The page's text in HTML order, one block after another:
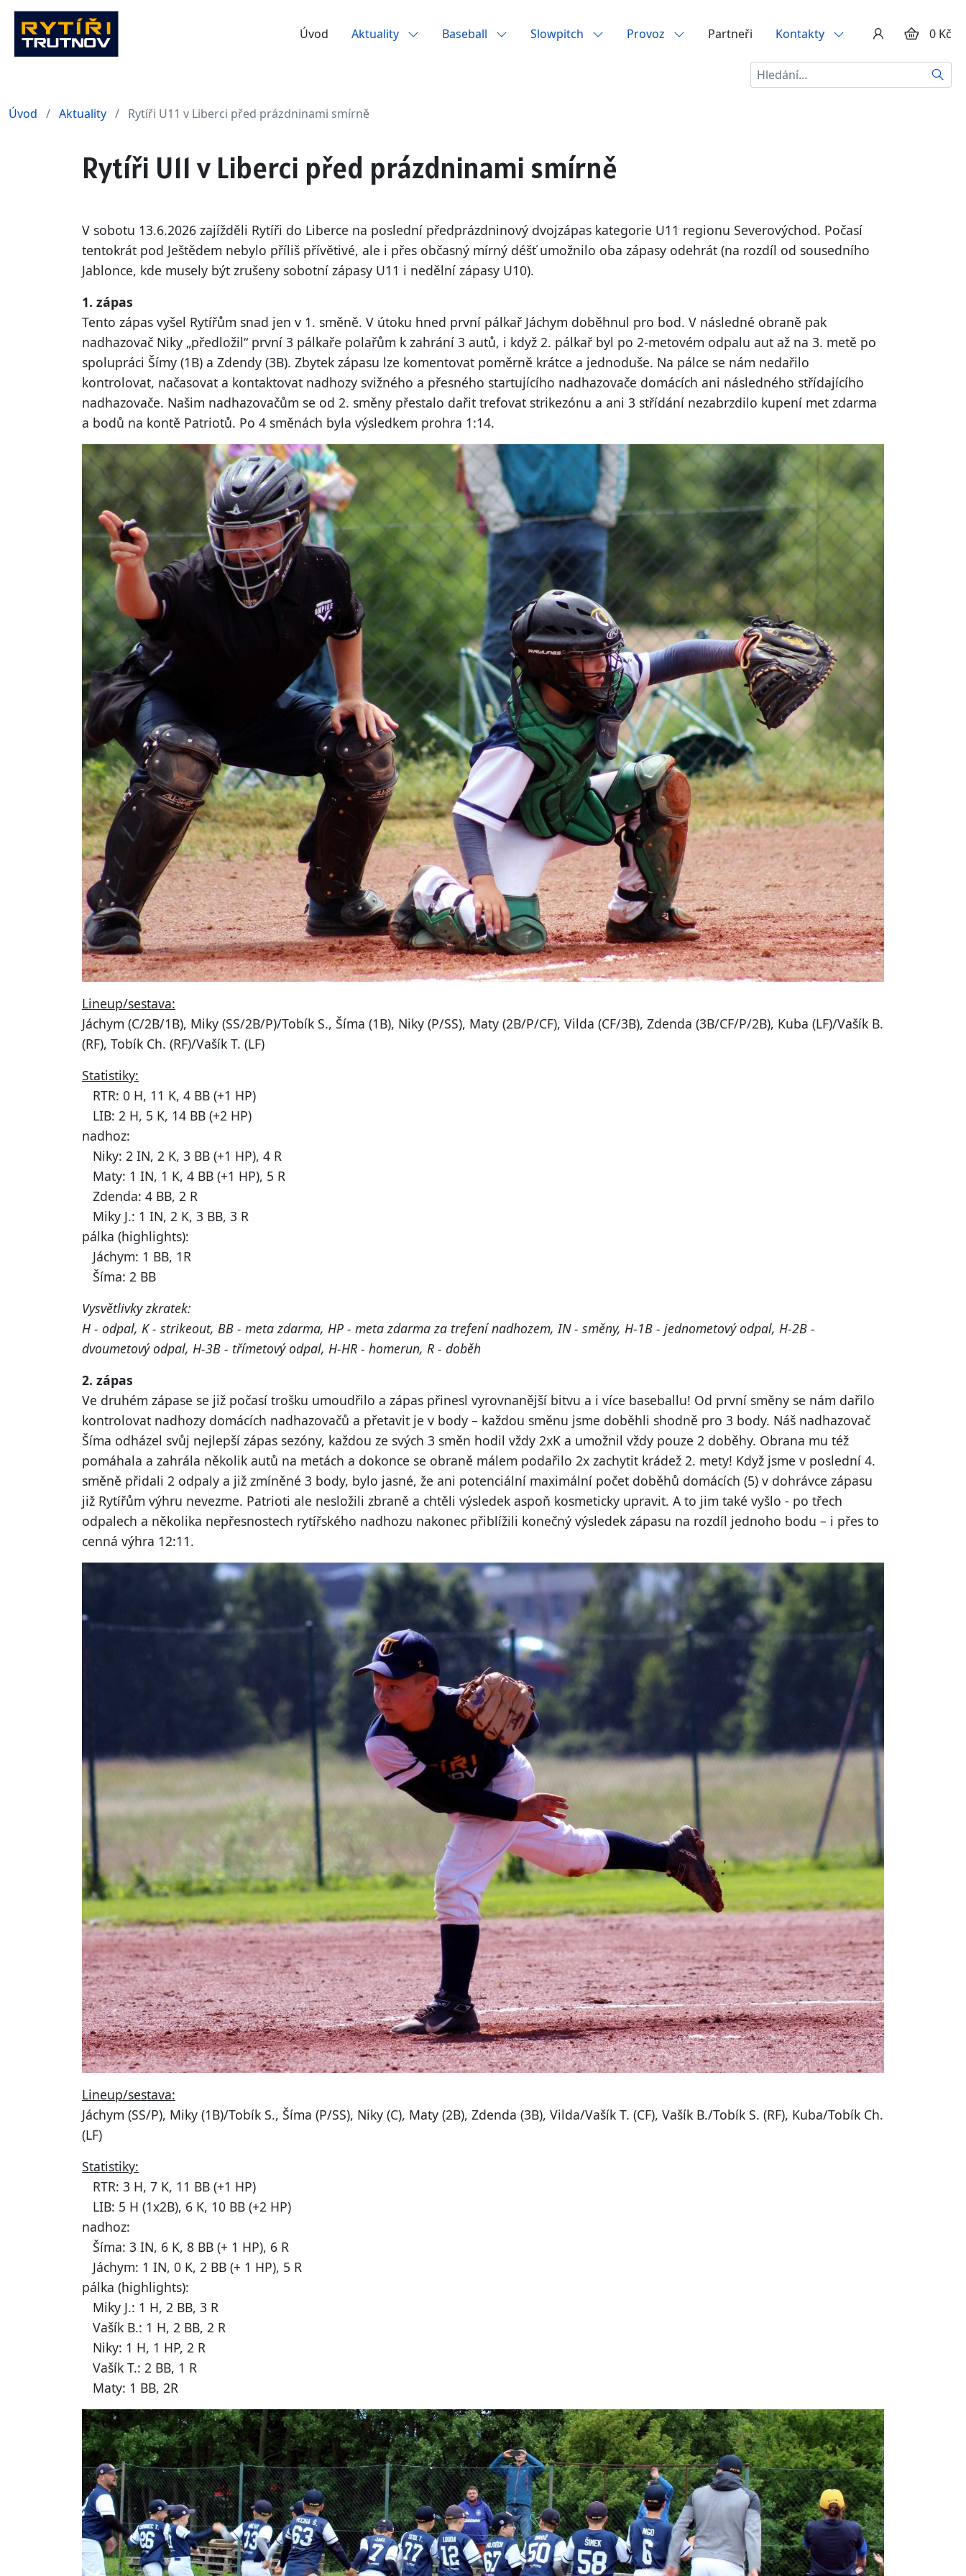
Úvod Aktuality Baseball Slowpitch Provoz Partneři Kontakty 0 Kč
Hledat
Úvod Aktuality Rytíři U11 v Liberci před prázdninami smírně
Rytíři U11 v Liberci před prázdninami smírně
V sobotu 13.6.2026 zajížděli Rytíři do Liberce na poslední předprázdninový dvojzápas kategorie U11 regionu Severovýchod. Počasí
tentokrát pod Ještědem nebylo příliš přívětivé, ale i přes občasný mírný déšť umožnilo oba zápasy odehrát (na rozdíl od sousedního
Jablonce, kde musely být zrušeny sobotní zápasy U11 i nedělní zápasy U10).
1. zápas
Tento zápas vyšel Rytířům snad jen v 1. směně. V útoku hned první pálkař Jáchym doběhnul pro bod. V následné obraně pak
nadhazovač Niky „předložil“ první 3 pálkaře polařům k zahrání 3 autů, i když 2. pálkař byl po 2-metovém odpalu aut až na 3. metě po
spolupráci Šímy (1B) a Zdendy (3B). Zbytek zápasu lze komentovat poměrně krátce a jednoduše. Na pálce se nám nedařilo
kontrolovat, načasovat a kontaktovat nadhozy svižného a přesného startujícího nadhazovače domácích ani následného střídajícího
nadhazovače. Našim nadhazovačům se od 2. směny přestalo dařit trefovat strikezónu a ani 3 střídání nezabrzdilo kupení met zdarma
a bodů na kontě Patriotů. Po 4 směnách byla výsledkem prohra 1:14.
Lineup/sestava:
Jáchym (C/2B/1B), Miky (SS/2B/P)/Tobík S., Šíma (1B), Niky (P/SS), Maty (2B/P/CF), Vilda (CF/3B), Zdenda (3B/CF/P/2B), Kuba (LF)/Vašík B.
(RF), Tobík Ch. (RF)/Vašík T. (LF)
Statistiky:
RTR: 0 H, 11 K, 4 BB (+1 HP)
LIB: 2 H, 5 K, 14 BB (+2 HP)
nadhoz:
Niky: 2 IN, 2 K, 3 BB (+1 HP), 4 R
Maty: 1 IN, 1 K, 4 BB (+1 HP), 5 R
Zdenda: 4 BB, 2 R
Miky J.: 1 IN, 2 K, 3 BB, 3 R
pálka (highlights):
Jáchym: 1 BB, 1R
Šíma: 2 BB
Vysvětlivky zkratek:
H - odpal, K - strikeout, BB - meta zdarma, HP - meta zdarma za trefení nadhozem, IN - směny, H-1B - jednometový odpal, H-2B -
dvoumetový odpal, H-3B - třímetový odpal, H-HR - homerun, R - doběh
2. zápas
Ve druhém zápase se již počasí trošku umoudřilo a zápas přinesl vyrovnanější bitvu a i více baseballu! Od první směny se nám dařilo
kontrolovat nadhozy domácích nadhazovačů a přetavit je v body – každou směnu jsme doběhli shodně pro 3 body. Náš nadhazovač
Šíma odházel svůj nejlepší zápas sezóny, každou ze svých 3 směn hodil vždy 2xK a umožnil vždy pouze 2 doběhy. Obrana mu též
pomáhala a zahrála několik autů na metách a dokonce se obraně málem podařilo 2x zachytit krádež 2. mety! Když jsme v poslední 4.
směně přidali 2 odpaly a již zmíněné 3 body, bylo jasné, že ani potenciální maximální počet doběhů domácích (5) v dohrávce zápasu
již Rytířům výhru nevezme. Patrioti ale nesložili zbraně a chtěli výsledek aspoň kosmeticky upravit. A to jim také vyšlo - po třech
odpalech a několika nepřesnostech rytířského nadhozu nakonec přiblížili konečný výsledek zápasu na rozdíl jednoho bodu – i přes to
cenná výhra 12:11.
Lineup/sestava:
Jáchym (SS/P), Miky (1B)/Tobík S., Šíma (P/SS), Niky (C), Maty (2B), Zdenda (3B), Vilda/Vašík T. (CF), Vašík B./Tobík S. (RF), Kuba/Tobík Ch.
(LF)
Statistiky:
RTR: 3 H, 7 K, 11 BB (+1 HP)
LIB: 5 H (1x2B), 6 K, 10 BB (+2 HP)
nadhoz:
Šíma: 3 IN, 6 K, 8 BB (+ 1 HP), 6 R
Jáchym: 1 IN, 0 K, 2 BB (+ 1 HP), 5 R
pálka (highlights):
Miky J.: 1 H, 2 BB, 3 R
Vašík B.: 1 H, 2 BB, 2 R
Niky: 1 H, 1 HP, 2 R
Vašík T.: 2 BB, 1 R
Maty: 1 BB, 2R